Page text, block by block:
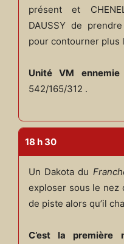
présent et
DAUSSY de
pour contourner plus
Unité VM
542/165/312 .
18 h 30
Un Dakota du
exploser sous le nez
de piste alors qu’il
C’est la première